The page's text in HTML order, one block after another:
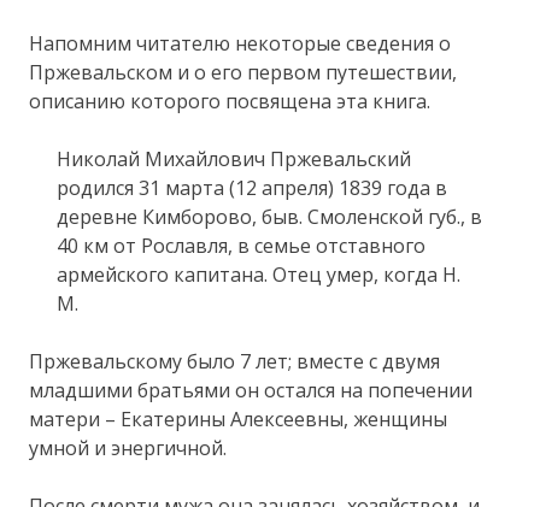
Напомним читателю некоторые сведения о
Пржевальском и о его первом путешествии,
описанию которого посвящена эта книга.
Николай Михайлович Пржевальский
родился 31 марта (12 апреля) 1839 года в
деревне Кимборово, быв. Смоленской губ., в
40 км от Рославля, в семье отставного
армейского капитана. Отец умер, когда Н.
М.
Пржевальскому было 7 лет; вместе с двумя
младшими братьями он остался на попечении
матери – Екатерины Алексеевны, женщины
умной и энергичной.